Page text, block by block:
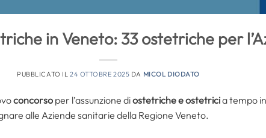
in Veneto: 33 ostetriche per
PUBBLICATO IL 24 OTTOBRE 2025 DA MICOL DIODATO
concorso per l’assunzione diostetriche e ostetricia tempo
alle Aziende sanitarie della Regione Veneto.